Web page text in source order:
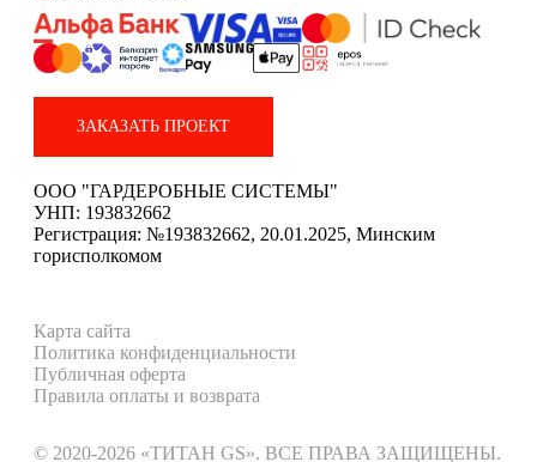
ЗАКАЗАТЬ ПРОЕКТ
ООО "ГАРДЕРОБНЫЕ СИСТЕМЫ"
УНП: 193832662
Регистрация: №193832662, 20.01.2025, Минским
горисполкомом
Карта сайта
Политика конфиденциальности
Публичная оферта
Правила оплаты и возврата
© 2020-2026 «ТИТАН GS». ВСЕ ПРАВА ЗАЩИЩЕНЫ.